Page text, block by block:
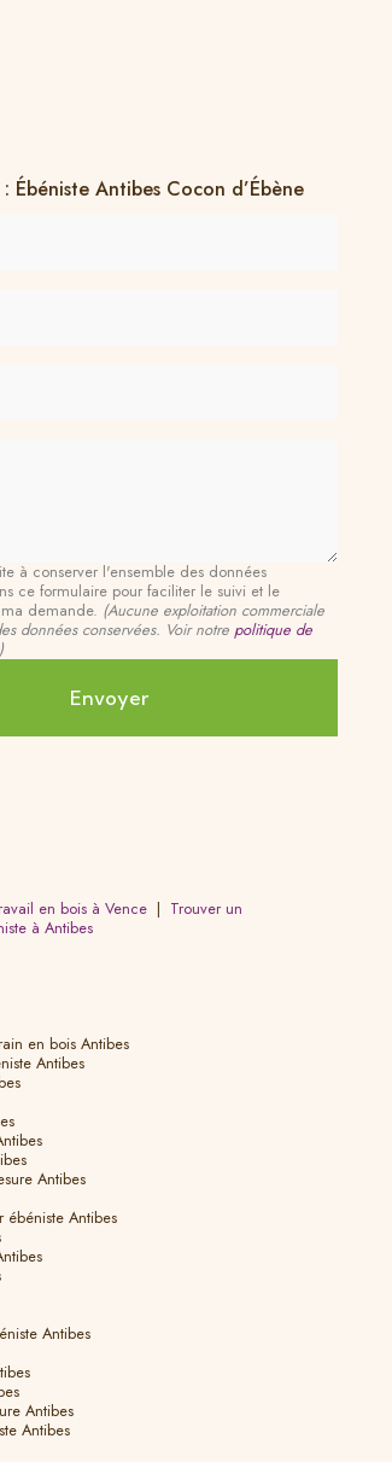
Ébéniste Antibes Cocon d’Ébène
à conserver l'ensemble des données
ce formulaire pour faciliter le suivi et le
demande. (Aucune exploitation commerciale
données conservées. Voir notre politique de
en bois à Vence| Trouver un
à Antibes
en bois Antibes
Antibes
Antibes
Antibes
Antibes
Antibes
Antibes